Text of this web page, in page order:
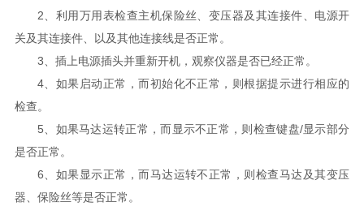
2、利用万用表检查主机保险丝、变压器及其连接件、电源开
关及其连接件、以及其他连接线是否正常。
3、插上电源插头并重新开机，观察仪器是否已经正常。
4、如果启动正常，而初始化不正常，则根据提示进行相应的
检查。
5、如果马达运转正常，而显示不正常，则检查键盘/显示部分
是否正常。
6、如果显示正常，而马达运转不正常，则检查马达及其变压
器、保险丝等是否正常。